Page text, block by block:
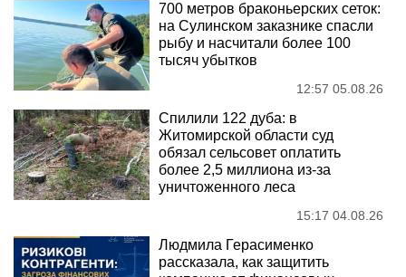
700 метров браконьерских сеток:
на Сулинском заказнике спасли
рыбу и насчитали более 100
тысяч убытков
12:57 05.08.26
Спилили 122 дуба: в
Житомирской области суд
обязал сельсовет оплатить
более 2,5 миллиона из-за
уничтоженного леса
15:17 04.08.26
Людмила Герасименко
рассказала, как защитить